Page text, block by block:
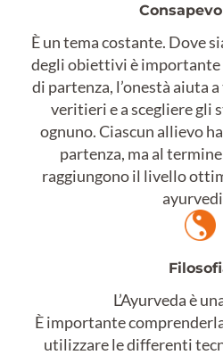
È un tema costante. Dove
degli obiettivi è importante
di partenza, l’onestà aiuta
veritieri e a scegliere gli
ognuno. Ciascun allievo
partenza, ma al
raggiungono il livello
L’Ayurveda è
È importante
utilizzare le differenti